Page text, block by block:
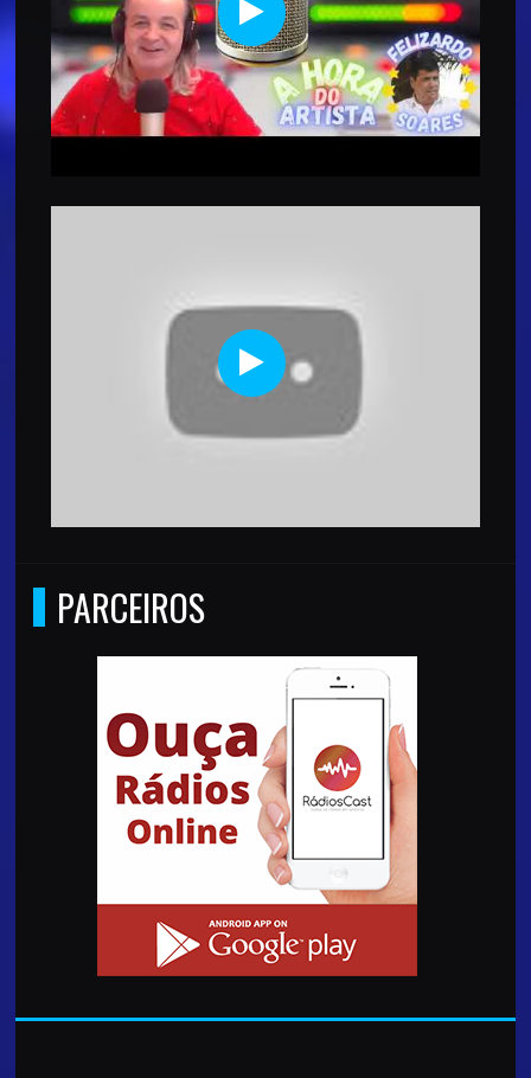
PARCEIROS